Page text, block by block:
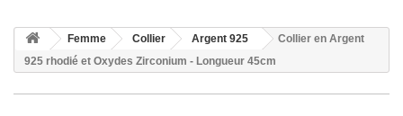
Femme Collier Argent 925
Collier en Argent
925 rhodié et Oxydes Zirconium - Longueur 45cm